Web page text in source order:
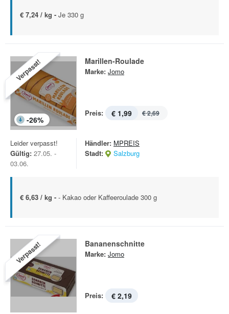
€ 7,24 / kg - Je 330 g
Verpasst!
-26%
Marillen-Roulade
Marke: Jomo
Preis: € 1,99 € 2,69
Leider verpasst!
Gültig: 27.05. -
03.06.
Händler: MPREIS
Stadt:
Salzburg
€ 6,63 / kg - - Kakao oder Kaffeeroulade 300 g
Verpasst! Bananenschnitte
Marke: Jomo
Preis: € 2,19